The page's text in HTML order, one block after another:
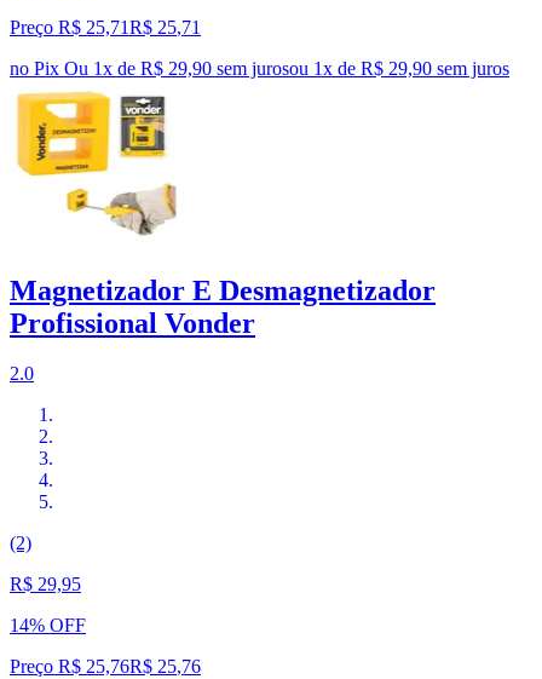
Preço R$ 25,71R$ 25,71
no Pix Ou 1x de R$ 29,90 sem jurosou 1x de R$ 29,90 sem juros
Magnetizador E Desmagnetizador
Profissional Vonder
2.0
(2)
R$ 29,95
14% OFF
Preço R$ 25,76R$ 25,76